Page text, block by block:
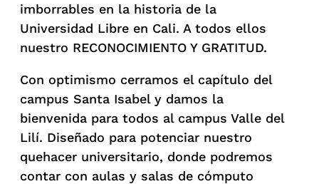
imborrables en la historia de la
Universidad Libre en Cali. A todos ellos
nuestro RECONOCIMIENTO Y GRATITUD.
Con optimismo cerramos el capítulo del
campus Santa Isabel y damos la
bienvenida para todos al campus Valle del
Lilí. Diseñado para potenciar nuestro
quehacer universitario, donde podremos
contar con aulas y salas de cómputo